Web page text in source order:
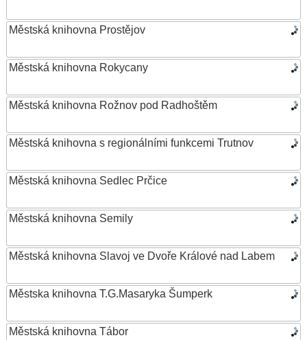
Městská knihovna Prostějov
Městská knihovna Rokycany
Městská knihovna Rožnov pod Radhoštěm
Městská knihovna s regionálními funkcemi Trutnov
Městská knihovna Sedlec Prčice
Městská knihovna Semily
Městská knihovna Slavoj ve Dvoře Králové nad Labem
Městska knihovna T.G.Masaryka Šumperk
Městská knihovna Tábor